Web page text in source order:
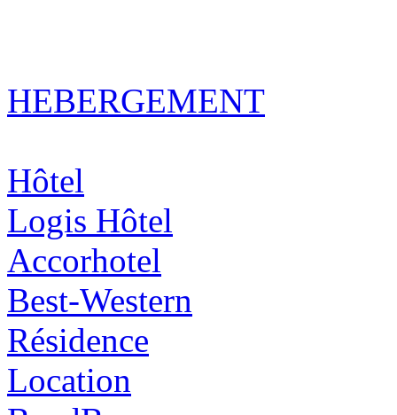
HEBERGEMENT
Hôtel
Logis Hôtel
Accorhotel
Best-Western
Résidence
Location